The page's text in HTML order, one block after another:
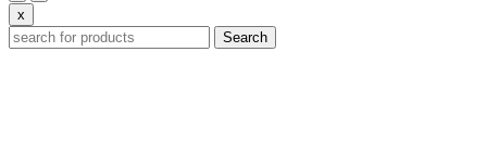
x
Search